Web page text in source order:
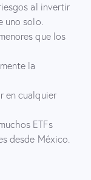
al invertir
uno solo.
que los
la
en cualquier
ETFs
desde México.